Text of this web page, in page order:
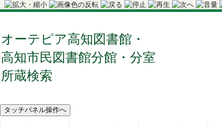
オーテピア高知図書館・
高知市民図書館分館・分室
所蔵検索